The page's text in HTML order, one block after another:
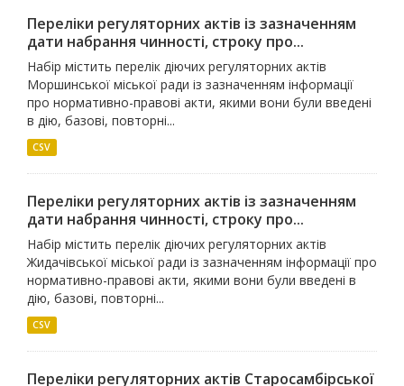
Переліки регуляторних актів із зазначенням
дати набрання чинності, строку про...
Набір містить перелік діючих регуляторних актів
Моршинської міської ради із зазначенням інформації
про нормативно-правові акти, якими вони були введені
в дію, базові, повторні...
CSV
Переліки регуляторних актів із зазначенням
дати набрання чинності, строку про...
Набір містить перелік діючих регуляторних актів
Жидачівської міської ради із зазначенням інформації про
нормативно-правові акти, якими вони були введені в
дію, базові, повторні...
CSV
Переліки регуляторних актів Старосамбірської